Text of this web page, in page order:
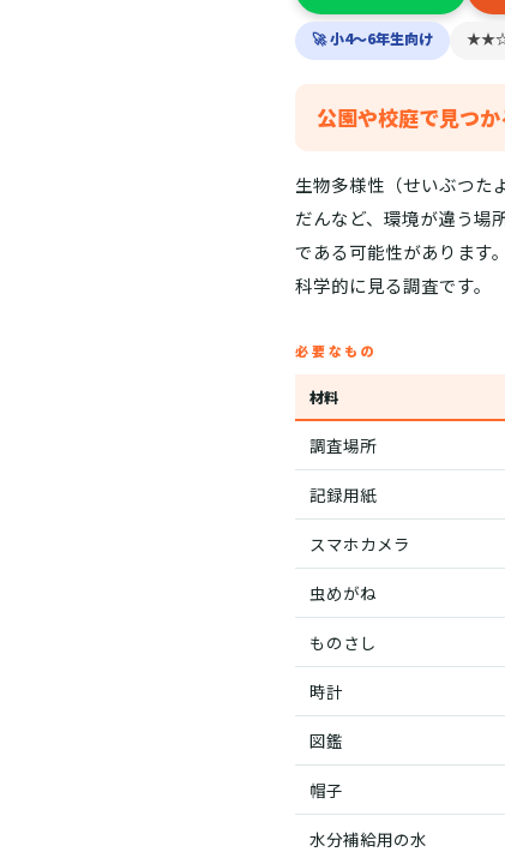
🚀 小4〜6年生向け
公園や校庭で見つ
生物多様性（せいぶつた
だんなど、環境が違う場
である可能性があります
科学的に見る調査です。
必要なもの
材料
調査場所
記録用紙
スマホカメラ
虫めがね
ものさし
時計
図鑑
帽子
水分補給用の水